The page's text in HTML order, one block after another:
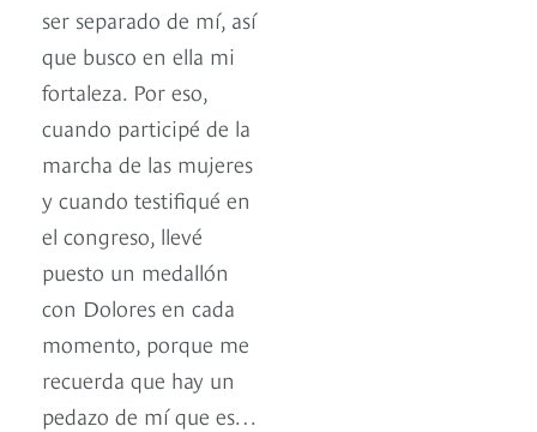
ser separado de mí, así
que busco en ella mi
fortaleza. Por eso,
cuando participé de la
marcha de las mujeres
y cuando testifiqué en
el congreso, llevé
puesto un medallón
con Dolores en cada
momento, porque me
recuerda que hay un
pedazo de mí que es…